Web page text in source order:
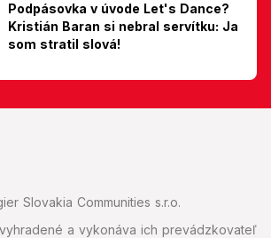
Podpásovka v úvode Let's Dance?
Kristián Baran si nebral servítku: Ja
som stratil slová!
Slovakia Communities s.r.o.
a vykonáva ich prevádzkovateľ